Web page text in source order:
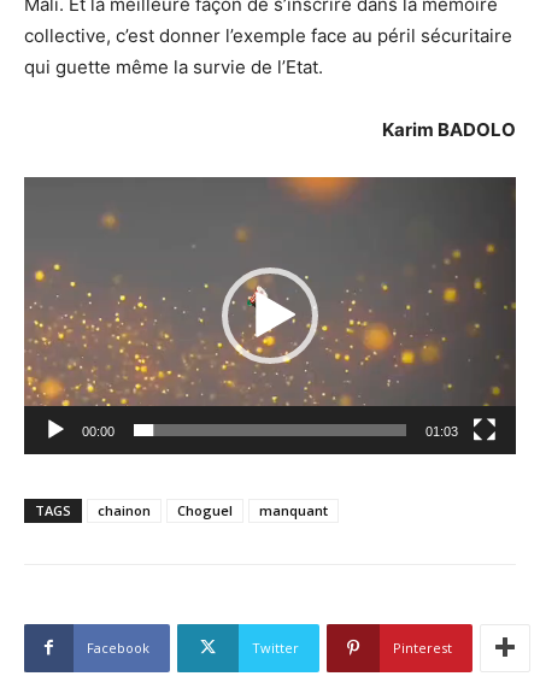
collective, c’est donner l’exemple face au péril sécuritaire
qui guette même la survie de l’Etat.
Karim BADOLO
Lecteur
00:00 01:03
TAGS chainon Choguel manquant
Facebook Twitter Pinterest